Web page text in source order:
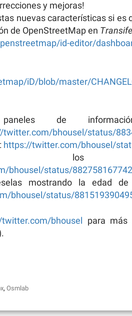
y mejoras!
nuevas características si es
de OpenStreetMap en
id-editor/
iD/blob/master/
de
twitter.com/bhousel/status/
https://twitter.com/bhousel/
los
bhousel/status/
mostrando la edad
bhousel/status/
bhousel
para más
, Osmlab